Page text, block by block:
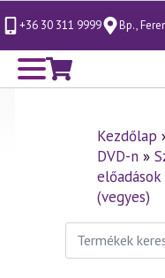
+36 30 311 9999 Bp.,
Kezdőlap
DVD-n»
előadások
(vegyes)
Keresés
következőre: